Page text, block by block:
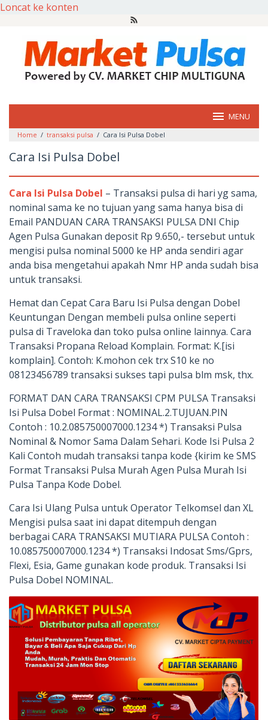
Loncat ke konten
MENU
Home / transaksi pulsa / Cara Isi Pulsa Dobel
Cara Isi Pulsa Dobel
Cara Isi Pulsa Dobel – Transaksi pulsa di hari yg sama,
nominal sama ke no tujuan yang sama hanya bisa di
Email PANDUAN CARA TRANSAKSI PULSA DNI Chip
Agen Pulsa Gunakan deposit Rp 9.650,- tersebut untuk
mengisi pulsa nominal 5000 ke HP anda sendiri agar
anda bisa mengetahui apakah Nmr HP anda sudah bisa
untuk transaksi.
Hemat dan Cepat Cara Baru Isi Pulsa dengan Dobel
Keuntungan Dengan membeli pulsa online seperti
pulsa di Traveloka dan toko pulsa online lainnya. Cara
Transaksi Propana Reload Komplain. Format: K.[isi
komplain]. Contoh: K.mohon cek trx S10 ke no
08123456789 transaksi sukses tapi pulsa blm msk, thx.
FORMAT DAN CARA TRANSAKSI CPM PULSA Transaksi
Isi Pulsa Dobel Format : NOMINAL.2.TUJUAN.PIN
Contoh : 10.2.085750007000.1234 *) Transaksi Pulsa
Nominal & Nomor Sama Dalam Sehari. Kode Isi Pulsa 2
Kali Contoh mudah transaksi tanpa kode {kirim ke SMS
Format Transaksi Pulsa Murah Agen Pulsa Murah Isi
Pulsa Tanpa Kode Dobel.
Cara Isi Ulang Pulsa untuk Operator Telkomsel dan XL
Mengisi pulsa saat ini dapat ditempuh dengan
berbagai CARA TRANSAKSI MUTIARA PULSA Contoh :
10.085750007000.1234 *) Transaksi Indosat Sms/Gprs,
Flexi, Esia, Game gunakan kode produk. Transaksi Isi
Pulsa Dobel NOMINAL.